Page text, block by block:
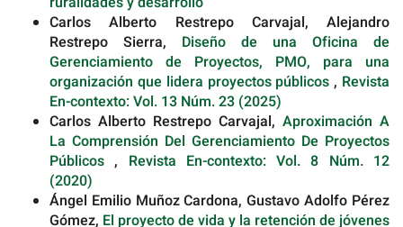
Carlos Alberto Restrepo Carvajal, Alejandro
Restrepo Sierra, Diseño de una Oficina de
Gerenciamiento de Proyectos, PMO, para una
organización que lidera proyectos públicos, Revista
En-contexto: Vol. 13 Núm. 23 (2025)
Carlos Alberto Restrepo Carvajal, Aproximación A
La Comprensión Del Gerenciamiento De Proyectos
Públicos, Revista En-contexto: Vol. 8 Núm. 12
(2020)
Ángel Emilio Muñoz Cardona, Gustavo Adolfo Pérez
Gómez, El proyecto de vida y la retención de jóvenes